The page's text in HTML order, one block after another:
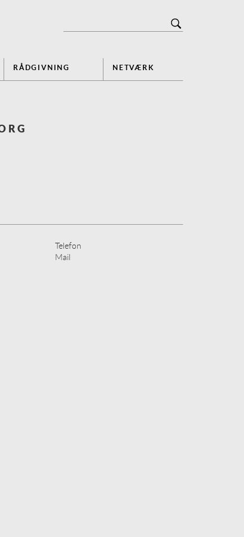
RÅDGIVNING NETVÆRK
Telefon
Mail